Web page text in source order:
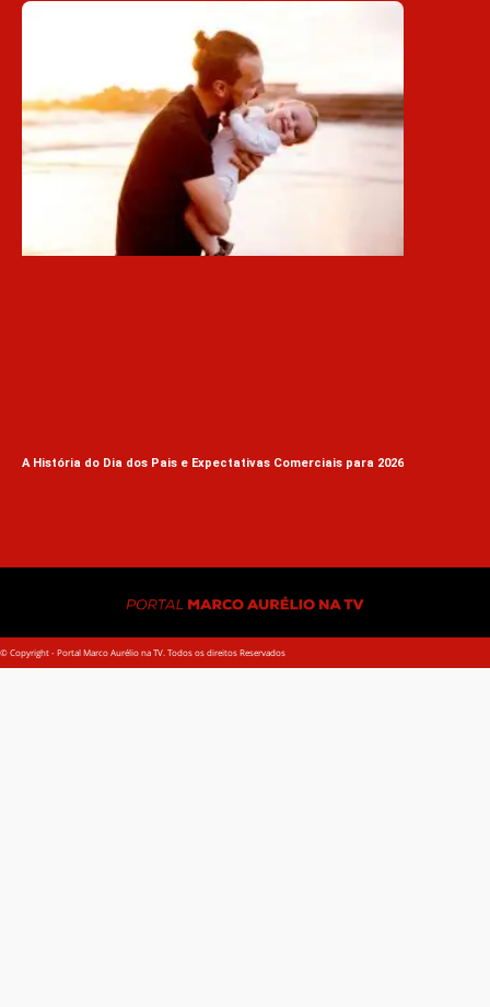
A História do Dia dos Pais e Expectativas Comerciais para 2026
© Copyright - Portal Marco Aurélio na TV. Todos os direitos Reservados